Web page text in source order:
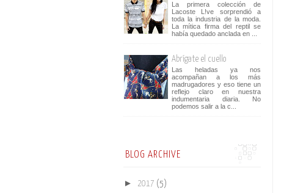
La primera colección de
Lacoste L!ve sorprendió a
toda la industria de la moda.
La mítica firma del reptil se
había quedado anclada en ...
Abrígate el cuello
Las heladas ya nos
acompañan a los más
madrugadores y eso tiene un
reflejo claro en nuestra
indumentaria diaria. No
podemos salir a la c...
BLOG ARCHIVE
► 2017 (5)